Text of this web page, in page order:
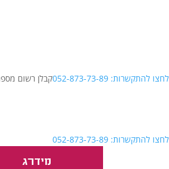
לחצו להתקשרות: 052-873-73-89 קבלן רשום מספר
לחצו להתקשרות: 052-873-73-89